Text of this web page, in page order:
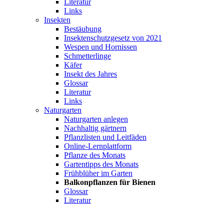
Literatur
Links
Insekten
Bestäubung
Insektenschutzgesetz von 2021
Wespen und Hornissen
Schmetterlinge
Käfer
Insekt des Jahres
Glossar
Literatur
Links
Naturgarten
Naturgarten anlegen
Nachhaltig gärtnern
Pflanzlisten und Leitfäden
Online-Lernplattform
Pflanze des Monats
Gartentipps des Monats
Frühblüher im Garten
Balkonpflanzen für Bienen
Glossar
Literatur